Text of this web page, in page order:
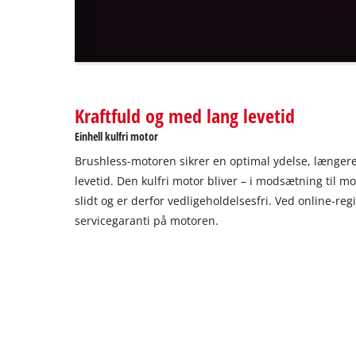
owner
setup
the
site
with
their
CMP
add
Kraftfuld og med lang levetid
Einhell kulfri motor
Brushless-motoren sikrer en optimal ydelse,
levetid. Den kulfri motor bliver – i modsætning til
slidt og er derfor vedligeholdelsesfri. Ved online-
servicegaranti på motoren.